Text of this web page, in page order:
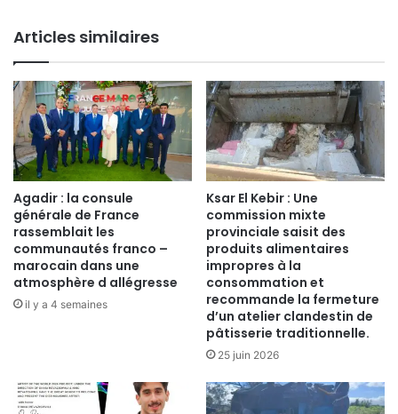
Articles similaires
Agadir : la consule
générale de France
rassemblait les
communautés franco –
marocain dans une
atmosphère d allégresse
il y a 4 semaines
Ksar El Kebir : Une
commission mixte
provinciale saisit des
produits alimentaires
impropres à la
consommation et
recommande la fermeture
d’un atelier clandestin de
pâtisserie traditionnelle.
25 juin 2026